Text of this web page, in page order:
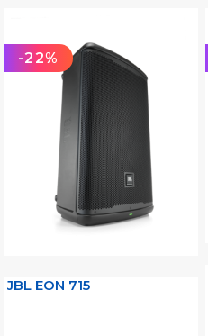
-22%
JBL EON 715